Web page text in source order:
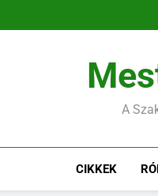
A
CIKKEK